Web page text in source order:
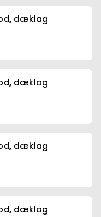
dæklag
dæklag
dæklag
dæklag